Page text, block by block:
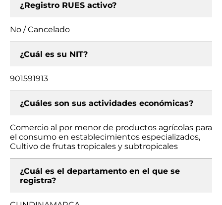
¿Registro RUES activo?
No / Cancelado
¿Cuál es su NIT?
901591913
¿Cuáles son sus actividades económicas?
Comercio al por menor de productos agrícolas para
el consumo en establecimientos especializados,
Cultivo de frutas tropicales y subtropicales
¿Cuál es el departamento en el que se
registra?